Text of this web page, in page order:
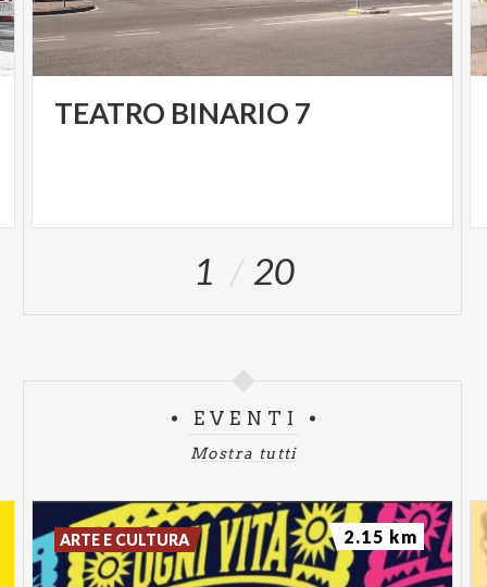
TEATRO BINARIO 7
1 20
EVENTI
Mostra tutti
ARTE E CULTURA 2.15 km